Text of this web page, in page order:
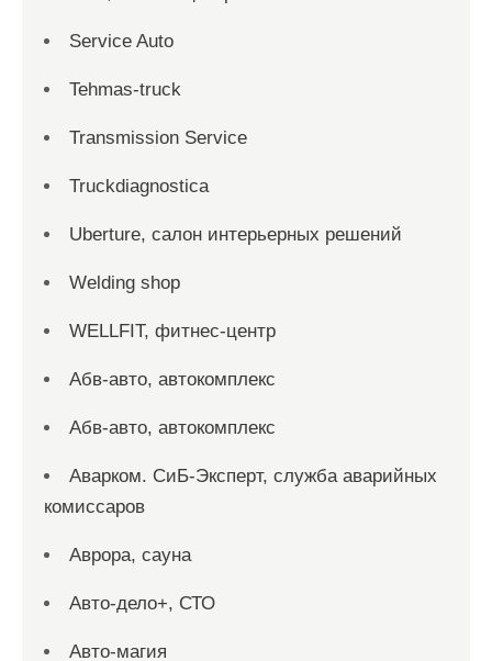
Service Auto
Tehmas-truck
Transmission Service
Truckdiagnostica
Uberture, салон интерьерных решений
Welding shop
WELLFIT, фитнес-центр
Абв-авто, автокомплекс
Абв-авто, автокомплекс
Аварком. СиБ-Эксперт, служба аварийных
комиссаров
Аврора, сауна
Авто-дело+, СТО
Авто-магия